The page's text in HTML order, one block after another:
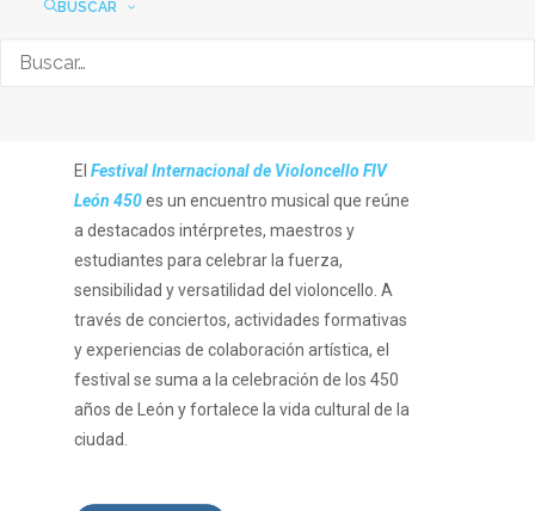
BUSCAR
de Violoncello FIV
León 450
El Festival Internacional de Violoncello FIV
León 450es un encuentro musical que reúne
a destacados intérpretes, maestros y
estudiantes para celebrar la fuerza,
sensibilidad y versatilidad del violoncello. A
través de conciertos, actividades formativas
y experiencias de colaboración artística, el
festival se suma a la celebración de los 450
años de León y fortalece la vida cultural de la
ciudad.